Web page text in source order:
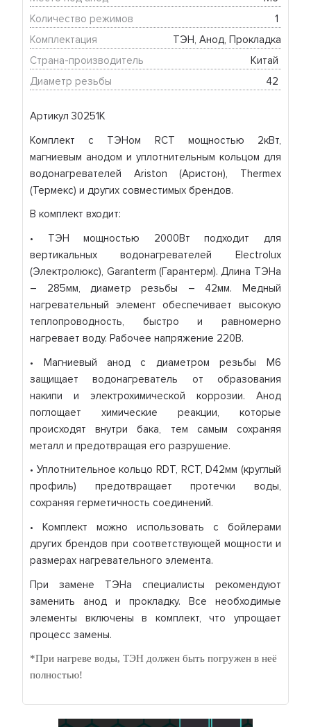
Артикул 30251K
Комплект с ТЭНом RCT мощностью 2кВт,
магниевым анодом и уплотнительным кольцом для
водонагревателей Ariston (Аристон), Thermex
(Термекс) и других совместимых брендов.
В комплект входит:
• ТЭН мощностью 2000Вт подходит для
вертикальных водонагревателей Electrolux
(Электролюкс), Garanterm (Гарантерм). Длина ТЭНа
– 285мм, диаметр резьбы – 42мм. Медный
нагревательный элемент обеспечивает высокую
теплопроводность, быстро и равномерно
нагревает воду. Рабочее напряжение 220В.
• Магниевый анод с диаметром резьбы M6
защищает водонагреватель от образования
накипи и электрохимической коррозии. Анод
поглощает химические реакции, которые
происходят внутри бака, тем самым сохраняя
металл и предотвращая его разрушение.
• Уплотнительное кольцо RDT, RCT, D42мм (круглый
профиль) предотвращает протечки воды,
сохраняя герметичность соединений.
• Комплект можно использовать с бойлерами
других брендов при соответствующей мощности и
размерах нагревательного элемента.
При замене ТЭНа специалисты рекомендуют
заменить анод и прокладку. Все необходимые
элементы включены в комплект, что упрощает
процесс замены.
*При нагреве воды, ТЭН должен быть погружен в неё
полностью!
Количество режимов
1
Комплектация
ТЭН, Анод, Прокладка
Страна-производитель
Китай
Диаметр резьбы
42